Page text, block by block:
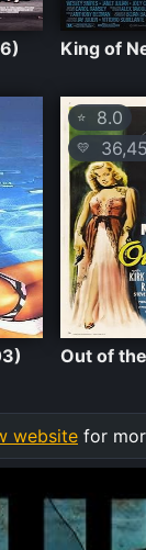
King of
⭐ 8.0
💛
Out of
website for